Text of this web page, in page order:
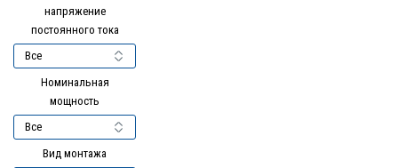
напряжение
постоянного тока
Номинальная
мощность
Вид монтажа